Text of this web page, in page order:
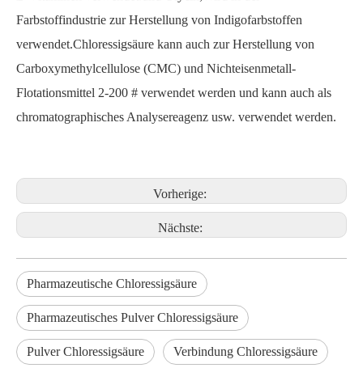
Hydratisierter organischer Reiniger Oxalsäure Flüssiger 99,60 % Reiniger Oxalsäure
Farbstoffindustrie zur Herstellung von Indigofarbstoffen
verwendet.Chloressigsäure kann auch zur Herstellung von
Carboxymethylcellulose (CMC) und Nichteisenmetall-
Flotationsmittel 2-200 # verwendet werden und kann auch als
chromatographisches Analysereagenz usw. verwendet werden.
Vorherige:
Nächste:
Pharmazeutische Chloressigsäure
Pharmazeutisches Pulver Chloressigsäure
Pulver Chloressigsäure Verbindung Chloressigsäure